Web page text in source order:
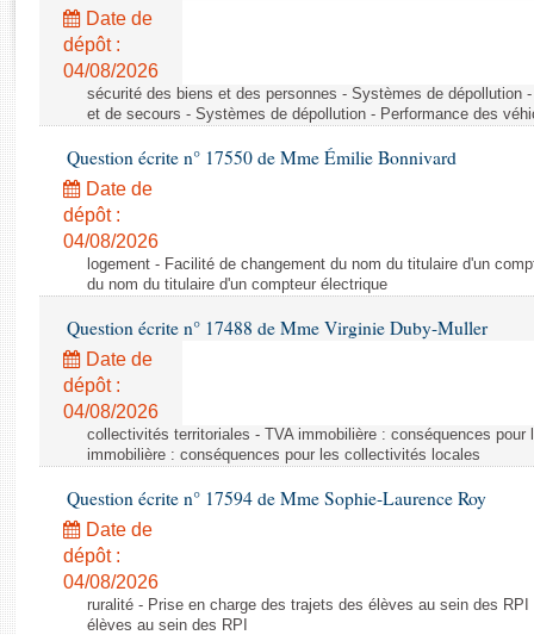
Rapports législatifs
Rapports sur l'application des lois
Baromètre de l’application des lois
Dossiers législatifs
Budget et sécurité sociale
Questions écrites et orales
Comptes rendus des débats
Date de
dépôt :
04/08/2026
sécurité des biens et des personnes - Systèmes de dépollution
et de secours - Systèmes de dépollution - Performance des
Question écrite n° 17550 de Mme Émilie Bonnivard
Date de
dépôt :
04/08/2026
logement - Facilité de changement du nom du titulaire d'un
du nom du titulaire d'un compteur électrique
Question écrite n° 17488 de Mme Virginie Duby-Muller
Date de
dépôt :
04/08/2026
collectivités territoriales - TVA immobilière : conséquences
immobilière : conséquences pour les collectivités locales
Question écrite n° 17594 de Mme Sophie-Laurence Roy
Date de
dépôt :
04/08/2026
ruralité - Prise en charge des trajets des élèves au sein des
élèves au sein des RPI